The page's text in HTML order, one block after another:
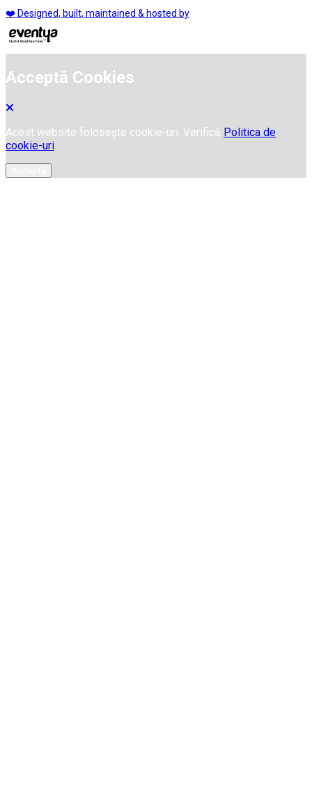
❤️ Designed, built, maintained & hosted by
Acceptă Cookies
Acest website folosește cookie-uri. Verifică Politica de
cookie-uri